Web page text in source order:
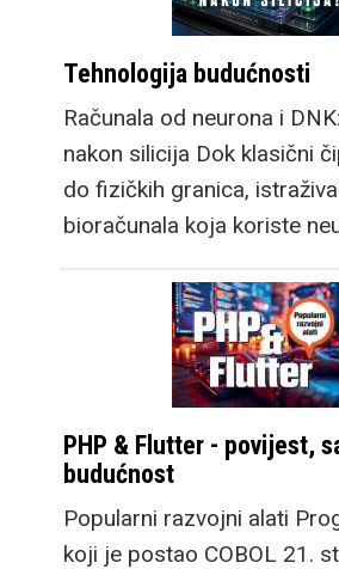
Tehnologija budućnosti
Računala od neurona i
nakon silicija Dok klasični
do fizičkih granica,
bioračunala koja koriste
PHP & Flutter - povijest,
budućnost
Popularni razvojni alati
koji je postao COBOL 21.